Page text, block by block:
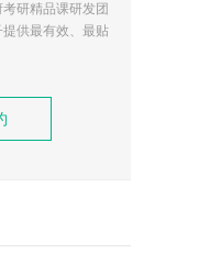
研精品课研发团
供最有效、最贴
考研英语